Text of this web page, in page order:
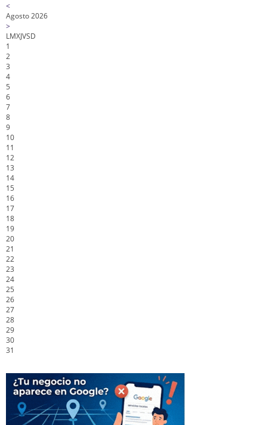
<
Agosto 2026
>
LMXJVSD
1
2
3
4
5
6
7
8
9
10
11
12
13
14
15
16
17
18
19
20
21
22
23
24
25
26
27
28
29
30
31